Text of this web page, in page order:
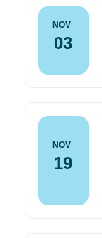
NOV
03
NOV
19